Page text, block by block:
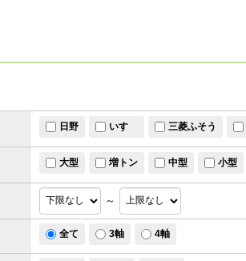
大型 増トン 中型 小型
日野 いすゞ 三菱ふそう
～
全て 3軸 4軸